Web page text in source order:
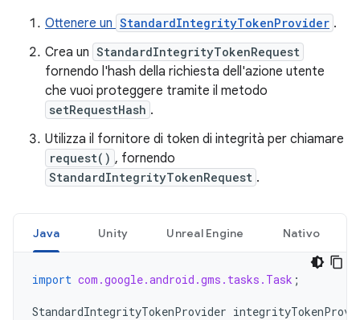
Ottenere un StandardIntegrityTokenProvider .
Crea un StandardIntegrityTokenRequest
fornendo l'hash della richiesta dell'azione utente
che vuoi proteggere tramite il metodo
setRequestHash .
Utilizza il fornitore di token di integrità per chiamare
request() , fornendo
StandardIntegrityTokenRequest .
Java Unity Unreal Engine Nativo
import com.google.android.gms.tasks.Task ;
StandardIntegrityTokenProvider